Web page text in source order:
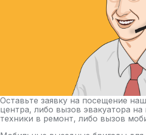
Оставьте заявку на посещение
центра, либо вызов эвакуатора на
техники в ремонт, либо вызов